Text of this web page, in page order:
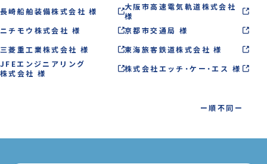
長崎船舶装備株式会社 様
大阪市高速電気軌道株式会社
様
ニチモウ株式会社 様
京都市交通局 様
三菱重工業株式会社 様
東海旅客鉄道株式会社 様
JFEエンジニアリング
株式会社 様
株式会社エッチ・ケー・エス 様
ー順不同ー